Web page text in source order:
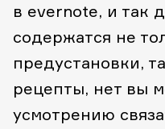
в evernote, и так
содержатся не
предустановки,
рецепты, нет вы
усмотрению